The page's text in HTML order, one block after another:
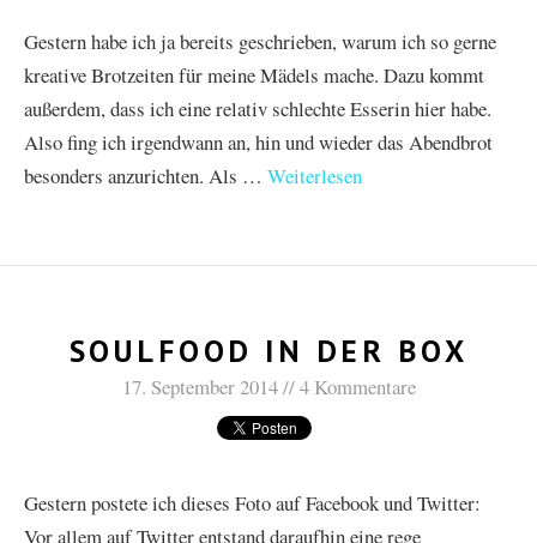
Gestern habe ich ja bereits geschrieben, warum ich so gerne
kreative Brotzeiten für meine Mädels mache. Dazu kommt
außerdem, dass ich eine relativ schlechte Esserin hier habe.
Also fing ich irgendwann an, hin und wieder das Abendbrot
besonders anzurichten. Als … Weiterlesen
SOULFOOD IN DER BOX
17. September 2014 4 Kommentare
Gestern postete ich dieses Foto auf Facebook und Twitter:
Vor allem auf Twitter entstand daraufhin eine rege